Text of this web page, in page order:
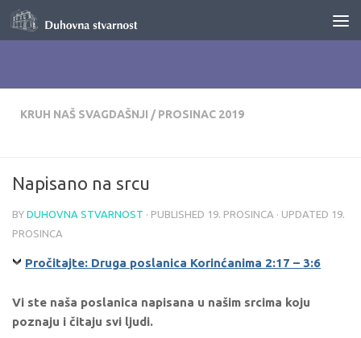
Skip to content
KRUH NAŠ SVAGDAŠNJI / PROSINAC 2019
Napisano na srcu
BY DUHOVNA STVARNOST · PUBLISHED 19. PROSINCA · UPDATED 19.
PROSINCA
Pročitajte: Druga poslanica Korinćanima 2:17 – 3:6
Vi ste naša poslanica napisana u našim srcima koju
poznaju i čitaju svi ljudi.